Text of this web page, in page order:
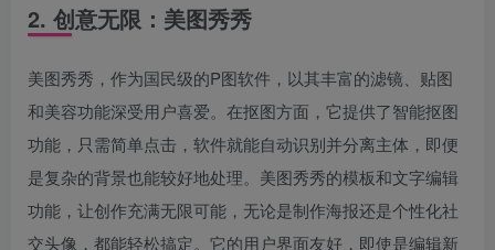
2. 创意无限：美图秀秀
美图秀秀，作为国民级的P图软件，以其丰富的滤镜、贴图
和美容功能深受用户喜爱。在抠图方面，它提供了智能抠图
功能，只需简单点击，软件就能自动识别并分离主体，即便
是复杂的背景也能较好地处理。美图秀秀的模板和文字编辑
功能，让创作充满无限可能，无论是制作海报还是个性化社
交头像，都能轻松搞定。它的用户界面友好，即使是编辑新